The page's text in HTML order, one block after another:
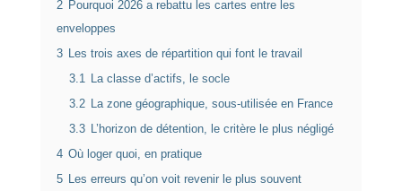
2 Pourquoi 2026 a rebattu les cartes entre les
enveloppes
3 Les trois axes de répartition qui font le travail
3.1 La classe d’actifs, le socle
3.2 La zone géographique, sous-utilisée en France
3.3 L’horizon de détention, le critère le plus négligé
4 Où loger quoi, en pratique
5 Les erreurs qu’on voit revenir le plus souvent